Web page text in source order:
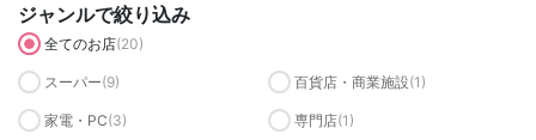
ジャンルで絞り込み
全てのお店(20)
スーパー(9) 百貨店・商業施設(1)
家電・PC(3) 専門店(1)